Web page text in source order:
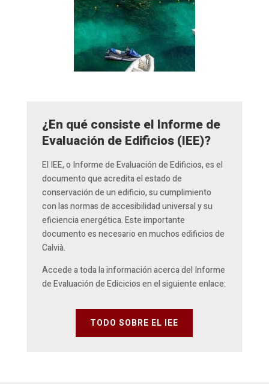
¿En qué consiste el Informe de
Evaluación de Edificios (IEE)?
El IEE, o Informe de Evaluación de Edificios, es el
documento que acredita el estado de
conservación de un edificio, su cumplimiento
con las normas de accesibilidad universal y su
eficiencia energética. Este importante
documento es necesario en muchos edificios de
Calvià.
Accede a toda la información acerca del Informe
de Evaluación de Edicicios en el siguiente enlace:
TODO SOBRE EL IEE